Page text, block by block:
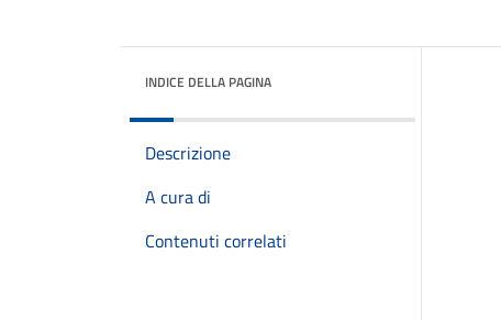
INDICE DELLA PAGINA
Descrizione
A cura di
Contenuti correlati